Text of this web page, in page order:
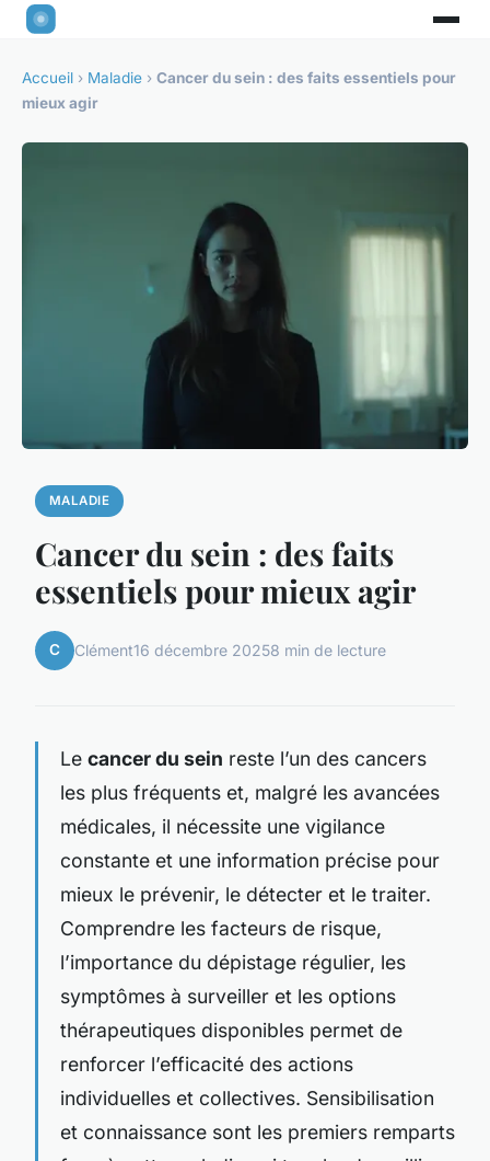
Accueil › Maladie › Cancer du sein : des faits essentiels pour
mieux agir
MALADIE
Cancer du sein : des faits
essentiels pour mieux agir
C Clément16 décembre 20258 min de lecture
Le cancer du sein reste l’un des cancers
les plus fréquents et, malgré les avancées
médicales, il nécessite une vigilance
constante et une information précise pour
mieux le prévenir, le détecter et le traiter.
Comprendre les facteurs de risque,
l’importance du dépistage régulier, les
symptômes à surveiller et les options
thérapeutiques disponibles permet de
renforcer l’efficacité des actions
individuelles et collectives. Sensibilisation
et connaissance sont les premiers remparts